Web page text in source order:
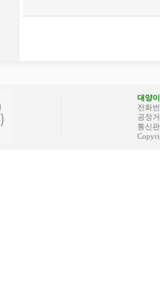
대양
전화
공정
통신